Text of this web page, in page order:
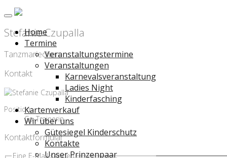
Home
Termine
Veranstaltungstermine
Veranstaltungen
Karnevalsveranstaltung
Ladies Night
Kinderfasching
Kartenverkauf
Wir über uns
Gütesiegel Kinderschutz
Kontakte
Unser Prinzenpaar
Stefanie Czupalla
Tanzmariechen
Kontakt
Position:
Co-Trainerin
Kontaktformular
Eine E-Mail senden